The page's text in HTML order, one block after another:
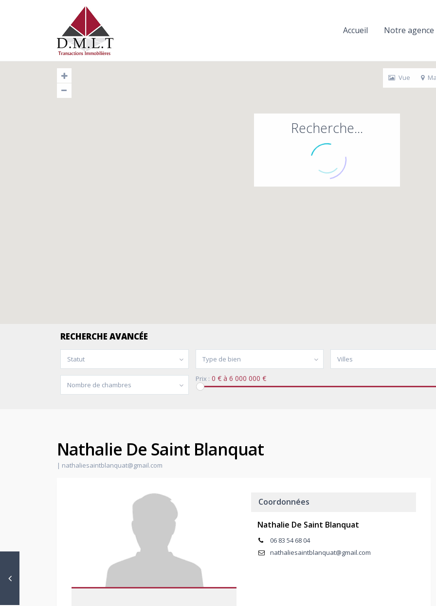
Accueil Notre agence
Recherche...
Vue
RECHERCHE AVANCÉE
Statut Type de bien Villes
Nombre de chambres
Prix : 0 € à 6 000 000 €
Nathalie De Saint Blanquat
| nathaliesaintblanquat@gmail.com
Coordonnées
Nathalie De Saint Blanquat
06 83 54 68 04
nathaliesaintblanquat@gmail.com